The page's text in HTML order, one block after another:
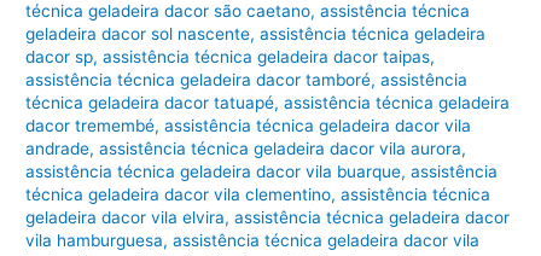
técnica geladeira dacor são caetano,assistência técnica
geladeira dacor sol nascente,assistência técnica geladeira
dacor sp,assistência técnica geladeira dacor taipas,
assistência técnica geladeira dacor tamboré,assistência
técnica geladeira dacor tatuapé,assistência técnica geladeira
dacor tremembé,assistência técnica geladeira dacor vila
andrade,assistência técnica geladeira dacor vila aurora,
assistência técnica geladeira dacor vila buarque,assistência
técnica geladeira dacor vila clementino,assistência técnica
geladeira dacor vila elvira,assistência técnica geladeira dacor
vila hamburguesa,assistência técnica geladeira dacor vila